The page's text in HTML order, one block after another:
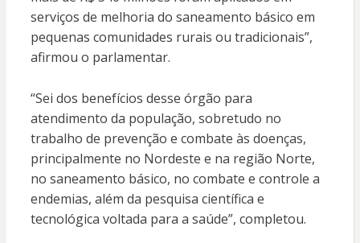
serviços de melhoria do saneamento básico em
pequenas comunidades rurais ou tradicionais”,
afirmou o parlamentar.
“Sei dos benefícios desse órgão para
atendimento da população, sobretudo no
trabalho de prevenção e combate às doenças,
principalmente no Nordeste e na região Norte,
no saneamento básico, no combate e controle a
endemias, além da pesquisa científica e
tecnológica voltada para a saúde”, completou.